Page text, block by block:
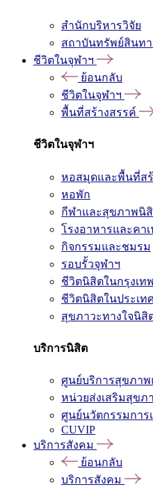
สำนักบริหารวิจัย
สถาบันทรัพย์สินท
ชีวิตในจุฬาฯ
ย้อนกลับ
ชีวิตในจุฬาฯ
พื้นที่สร้างสรรค์
ชีวิตในจุฬาฯ
หอสมุดและพื้นที่ส
หอพัก
กีฬาและสุขภาพนิ
โรงอาหารและคาเ
กิจกรรมและชมรม
รอบรั้วจุฬาฯ
ชีวิตนิสิตในกรุงเท
ชีวิตนิสิตในประเท
สุขภาวะทางใจนิสิ
บริการนิสิต
ศูนย์บริการสุขภาพ
หน่วยส่งเสริมสุขภ
ศูนย์นวัตกรรมการเ
CUVIP
บริการสังคม
ย้อนกลับ
บริการสังคม